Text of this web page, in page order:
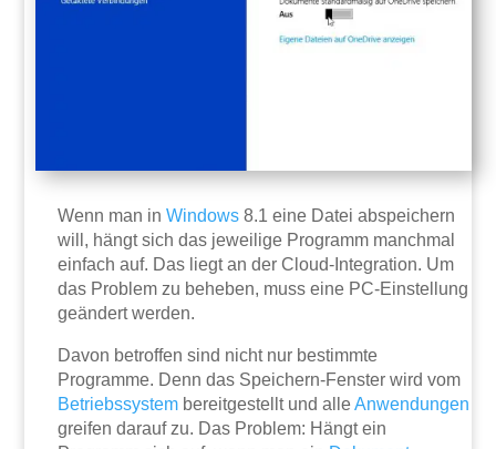
Wenn man inWindows 8.1 eine Datei abspeichern
will, hängt sich das jeweilige Programm manchmal
einfach auf. Das liegt an der Cloud-Integration. Um
das Problem zu beheben, muss eine PC-Einstellung
geändert werden.
Davon betroffen sind nicht nur bestimmte
Programme. Denn das Speichern-Fenster wird vom
Betriebssystem bereitgestellt und alleAnwendungen
greifen darauf zu. Das Problem: Hängt ein